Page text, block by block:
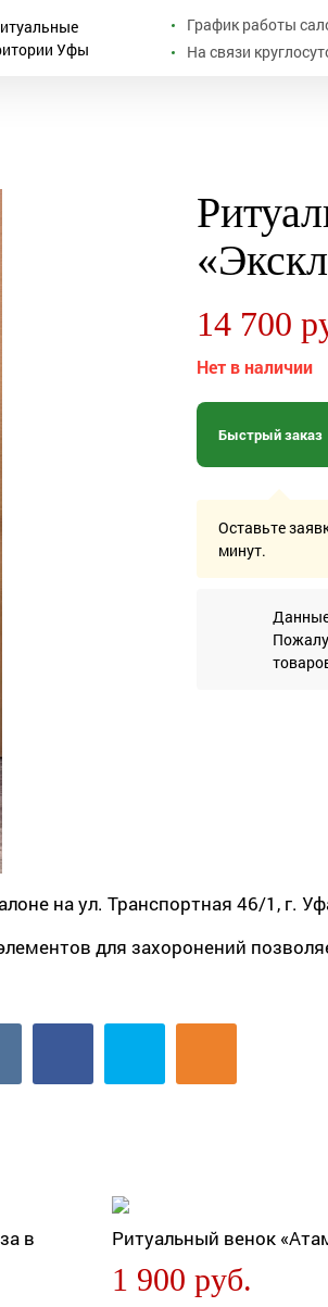
Уфы
График работы
На связи
14 700
Нет в наличии
Быстрый заказ
Оставьте
минут.
Данные
на ул. Транспортная 46/1, г.
для захоронений
в
Ритуальный венок
1 900 руб.